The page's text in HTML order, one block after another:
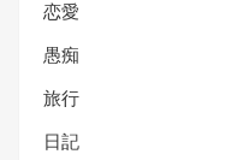
恋愛
愚痴
旅行
日記